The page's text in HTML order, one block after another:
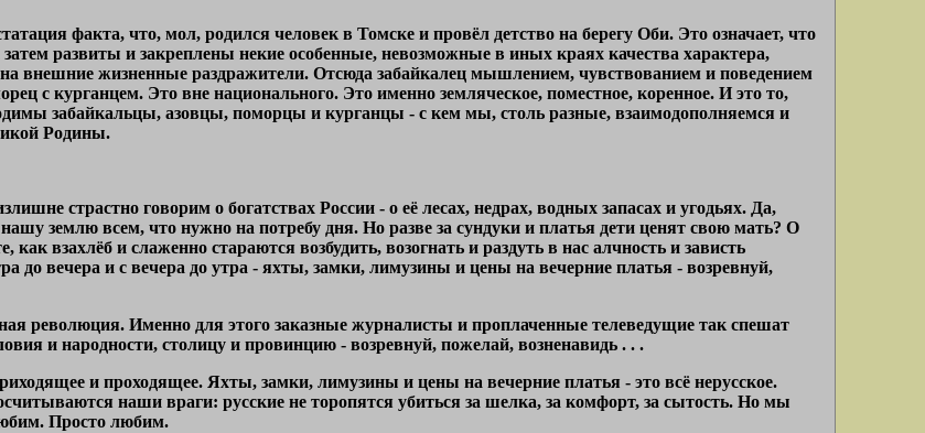
факта, что, мол, родился человек в Томске и провёл детство на берегу Оби. Это означает, что
развиты и закреплены некие особенные, невозможные в иных краях качества характера,
внешние жизненные раздражители. Отсюда забайкалец мышлением, чувствованием и поведением
с курганцем. Это вне национального. Это именно земляческое, поместное, коренное. И это то,
забайкальцы, азовцы, поморцы и курганцы - с кем мы, столь разные, взаимодополняемся и
Родины.
страстно говорим о богатствах России - о её лесах, недрах, водных запасах и угодьях. Да,
землю всем, что нужно на потребу дня. Но разве за сундуки и платья дети ценят свою мать? О
как взахлёб и слаженно стараются возбудить, возогнать и раздуть в нас алчность и зависть
до вечера и с вечера до утра - яхты, замки, лимузины и цены на вечерние платья - возревнуй,
революция. Именно для этого заказные журналисты и проплаченные телеведущие так спешат
и народности, столицу и провинцию - возревнуй, пожелай, возненавидь . . .
и проходящее. Яхты, замки, лимузины и цены на вечерние платья - это всё нерусское.
наши враги: русские не торопятся убиться за шелка, за комфорт, за сытость. Но мы
Просто любим.